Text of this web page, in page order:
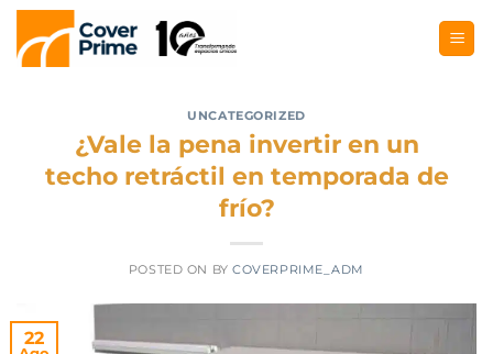
UNCATEGORIZED
¿Vale la pena invertir en un
techo retráctil en temporada de
frío?
POSTED ON BYCOVERPRIME_ADM
22